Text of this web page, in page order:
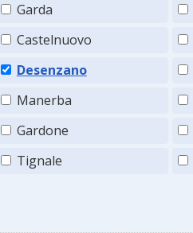
Garda
Castelnuovo
Desenzano
Manerba
Gardone
Tignale